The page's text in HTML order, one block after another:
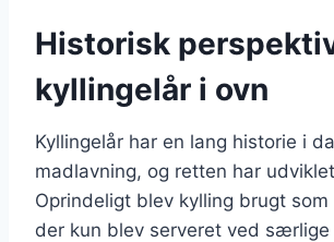
Historisk
kyllingelår i ovn
Kyllingelår har en lang historie i
madlavning, og retten har
Oprindeligt blev kylling brugt
der kun blev serveret ved særlige